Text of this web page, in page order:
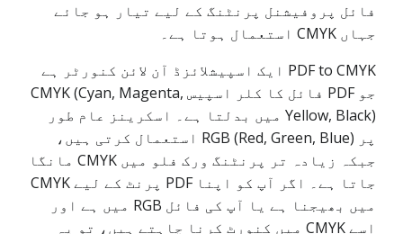
فائل پروفیشنل پرنٹنگ کے لیے تیار ہو جائے
جہاں CMYK استعمال ہوتا ہے۔
PDF to CMYK ایک اسپیشلائزڈ آن لائن کنورٹر ہے
جو PDF فائل کا کلر اسپیس CMYK (Cyan, Magenta,
Yellow, Black) میں بدلتا ہے۔ اسکرینز عام طور
پر RGB (Red, Green, Blue) استعمال کرتی ہیں،
جبکہ زیادہ تر پرنٹنگ ورک فلو میں CMYK مانگا
جاتا ہے۔ اگر آپ کو اپنا PDF پرنٹ کے لیے CMYK
میں بھیجنا ہے یا آپ کی فائل RGB میں ہے اور
اسے CMYK میں کنورٹ کرنا چاہتے ہیں، تو یہ